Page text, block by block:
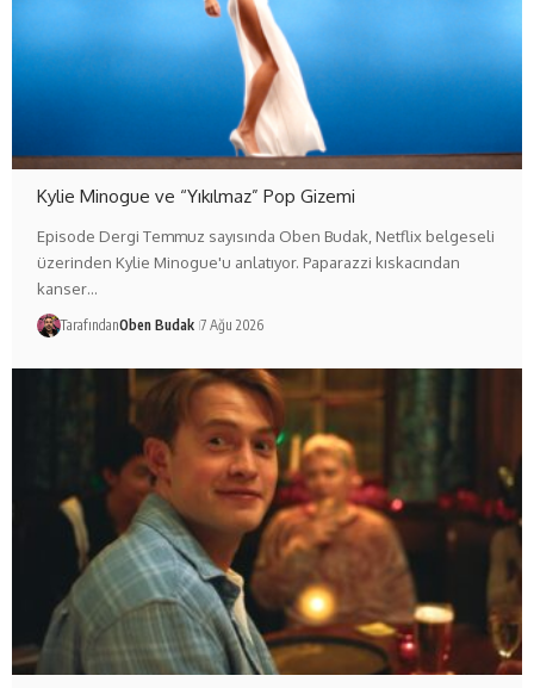
Kylie Minogue ve “Yıkılmaz” Pop Gizemi
Episode Dergi Temmuz sayısında Oben Budak, Netflix belgeseli
üzerinden Kylie Minogue'u anlatıyor. Paparazzi kıskacından
kanser…
TarafındanOben Budak 7 Ağu 2026